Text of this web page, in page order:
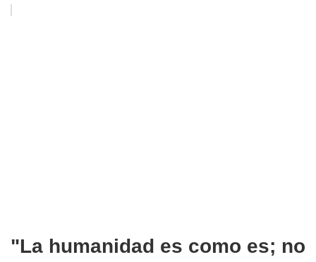
"La humanidad es como es; no